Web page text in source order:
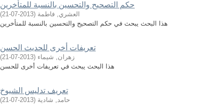
حكم التصحيح والتحسين بالنسبة للمتأخرين
العشري, فاطمة (
2013-07-21
)
هذا البحث يبحث في حكم التصحيح والتحسين بالنسبة للمتأخرين
تعريفات أخرى للحديث الحسن
زهران, شيماء (
2013-07-21
)
هذا البحث يبحث في تعريفات أخرى للحسن
تعريف تدليس الشيوخ
حامد, شادية (
2013-07-21
)